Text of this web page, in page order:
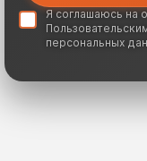
Я соглашаюсь на
персональных